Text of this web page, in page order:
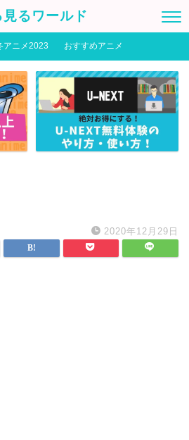
見るワールド
アニメ2023 おすすめアニメ
2020年12月29日